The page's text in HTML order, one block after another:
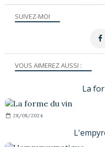
SUIVEZ-MOI
VOUS AIMEREZ AUSSI :
La
28/08/2024